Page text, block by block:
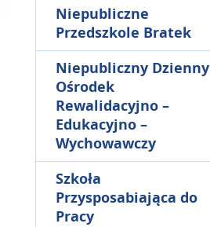
Niepubliczne
Przedszkole Bratek
Niepubliczny Dzienny
Ośrodek
Rewalidacyjno –
Edukacyjno –
Wychowawczy
Szkoła
Przysposabiająca do
Pracy